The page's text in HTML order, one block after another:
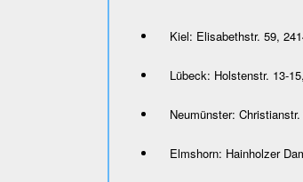
Kiel: Elisabethstr. 59,
Lübeck: Holstenstr. 13-
Neumünster:
Elmshorn: Hainholzer